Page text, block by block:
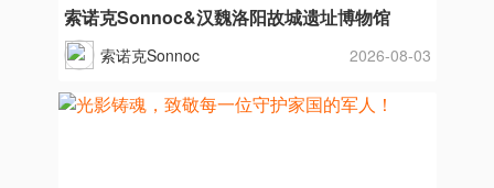
索诺克Sonnoc&汉魏洛阳故城遗址博物馆
索诺克Sonnoc 2026-08-03